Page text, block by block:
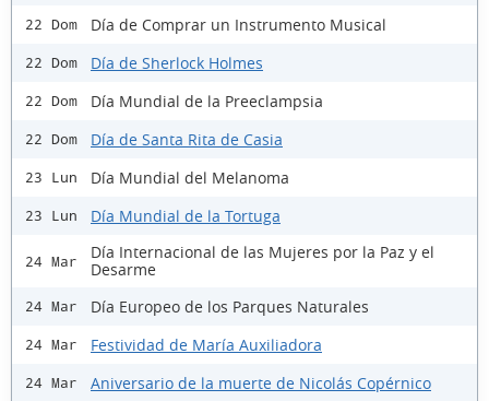
22 Dom Día de Comprar un Instrumento Musical
22 Dom Día de Sherlock Holmes
22 Dom Día Mundial de la Preeclampsia
22 Dom Día de Santa Rita de Casia
23 Lun Día Mundial del Melanoma
23 Lun Día Mundial de la Tortuga
24 Mar
Día Internacional de las Mujeres por la Paz y el
Desarme
24 Mar Día Europeo de los Parques Naturales
24 Mar Festividad de María Auxiliadora
24 Mar Aniversario de la muerte de Nicolás Copérnico